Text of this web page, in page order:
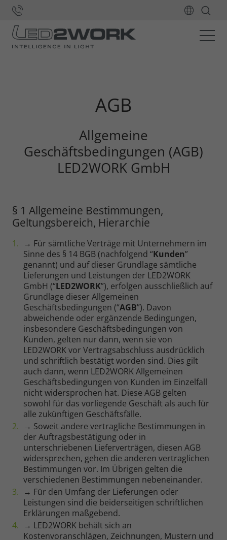
Home
AGB
Allgemeine
Geschäftsbedingungen (AGB)
LED2WORK GmbH
§ 1 Allgemeine Bestimmungen,
Geltungsbereich, Hierarchie
→ Für sämtliche Verträge mit Unternehmern im
Sinne des § 14 BGB (nachfolgend “Kunden”
genannt) und auf dieser Grundlage sämtliche
Lieferungen und Leistungen der LED2WORK
GmbH (“LED2WORK”), erfolgen ausschließlich auf
Grundlage dieser Allgemeinen
Geschäftsbedingungen (“AGB”). Davon
abweichende oder ergänzende Bedingungen,
insbesondere Geschäftsbedingungen von
Kunden, gelten nur dann, wenn sie von
LED2WORK vor Vertragsabschluss ausdrücklich
und schriftlich bestätigt worden sind. Dies gilt
auch dann, wenn LED2WORK Allgemeinen
Geschäftsbedingungen von Kunden im Einzelfall
nicht widersprochen hat. Diese AGB gelten
sowohl für das vorliegende Geschäft als auch für
alle zukünftigen Geschäftsfälle.
→ Soweit andere vertragliche Bestimmungen in
der Auftragsbestätigung oder in
unterschriebenen Lieferverträgen, diesen AGB
widersprechen, gehen die anderen vertraglichen
Bestimmungen vor. Im Übrigen gelten die
verschiedenen Bestimmungen nebeneinander.
→ Für den Umfang der Lieferungen oder
Leistungen sind die beiderseitigen schriftlichen
Erklärungen maßgebend.
→ LED2WORK behält sich an
Kostenvoranschlägen, Zeichnungen, Mustern und